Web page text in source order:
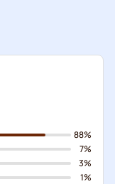
88%
7%
3%
1%